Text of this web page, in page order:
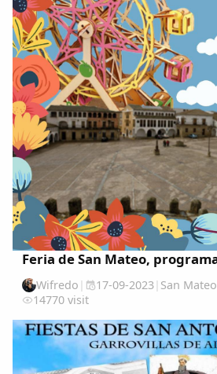
Feria de San Mateo,
Wifredo | 17-09-2023| San Mateo
14770 visit